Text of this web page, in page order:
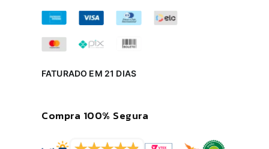
FATURADO EM 21 DIAS
Compra 100% Segura